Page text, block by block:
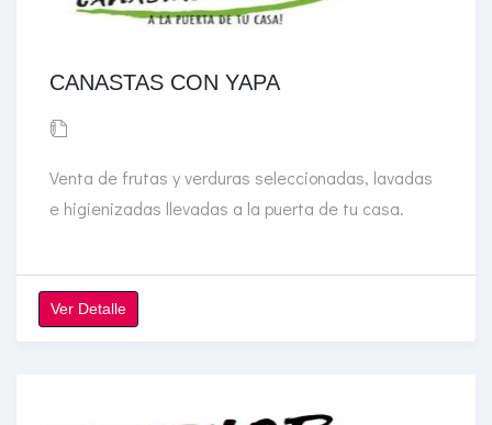
CANASTAS CON YAPA
Venta de frutas y verduras seleccionadas, lavadas
e higienizadas llevadas a la puerta de tu casa.
Ver Detalle